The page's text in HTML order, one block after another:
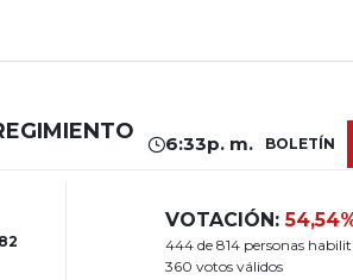
6:33p. m. BOLETÍN
82
VOTACIÓN:
444 de 814 personas
360 votos válidos